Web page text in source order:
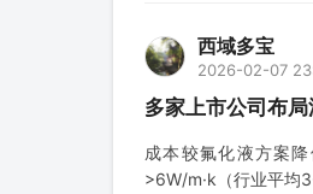
西域多宝
2026-02-07
多家上市公司布
成本较氟化液方案降
>6W/m·k（行业平均